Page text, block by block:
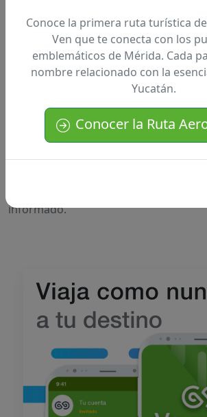
App Va-y-Ven
que los desplazamientos sean más
¿Necesita saber cómo llegar a su
informado.
Conoce la primera ruta turística
Ven que te conecta con los
emblemáticos de Mérida. Cada
nombre relacionado con la
Yucatán.
Conocer la Ruta